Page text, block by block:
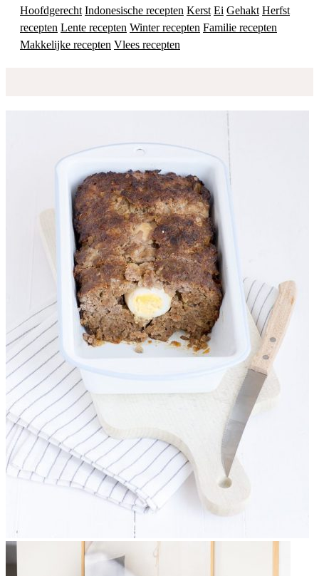
Hoofdgerecht Indonesische recepten Kerst Ei Gehakt Herfst
recepten Lente recepten Winter recepten Familie recepten
Makkelijke recepten Vlees recepten